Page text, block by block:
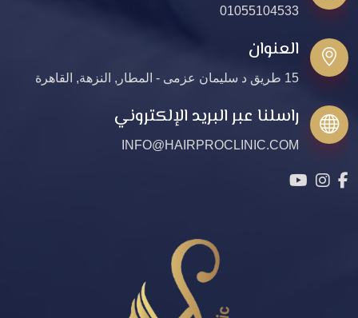
01055104533
العنوان
15 طريق د سليمان عزمى - المطار, النزهة, القاهرة
راسلنا عبر البريد الإلكتروني
INFO@HAIRPROCLINIC.COM